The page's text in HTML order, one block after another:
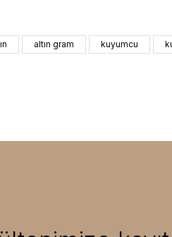
altın gram kuyumcu